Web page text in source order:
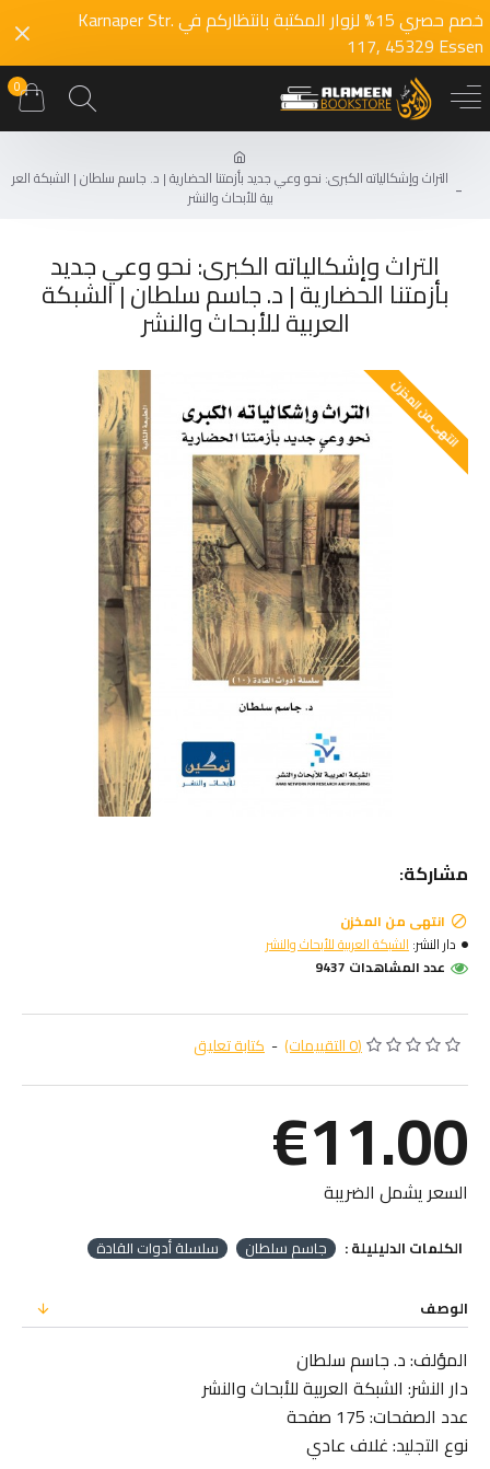
خصم حصري 15% لزوار المكتبة بانتظاركم في Karnaper Str.
117, 45329 Essen
0
التراث وإشكالياته الكبرى: نحو وعي جديد بأزمتنا الحضارية | د. جاسم سلطان | الشبكة العر
بية للأبحاث والنشر
التراث وإشكالياته الكبرى: نحو وعي جديد
بأزمتنا الحضارية | د. جاسم سلطان | الشبكة
العربية للأبحاث والنشر
انتهى من المخزن
مشاركة:
انتهى من المخزن
دار النشر:الشبكة العربية للأبحاث والنشر
عدد المشاهدات 9437
(0 التقييمات) - كتابة تعليق
€11.00
السعر يشمل الضريبة
الكلمات الدليليلة : جاسم سلطان سلسلة أدوات القادة
الوصف
المؤلف: د. جاسم سلطان
دار النشر: الشبكة العربية للأبحاث والنشر
عدد الصفحات: 175 صفحة
نوع التجليد: غلاف عادي